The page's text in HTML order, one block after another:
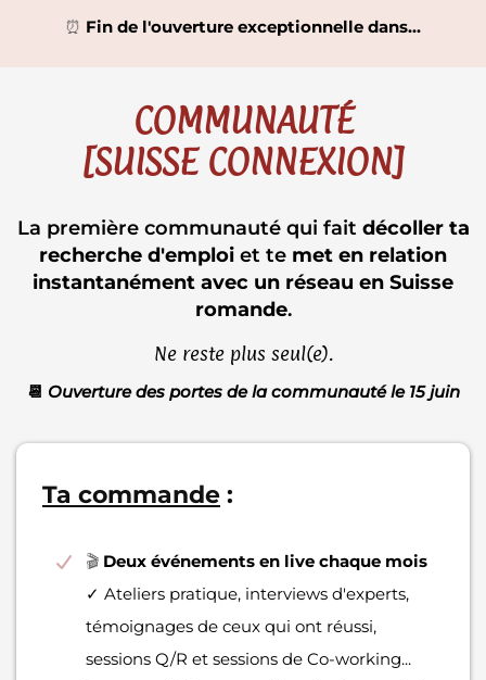
⏰ Fin de l'ouverture exceptionnelle dans...
COMMUNAUTÉ
[SUISSE CONNEXION]
La première communauté qui fait décoller ta
recherche d'emploi et te met en relation
instantanément avec un réseau en Suisse
romande.
Ne reste plus seul(e).
📆 Ouverture des portes de la communauté le 15 juin
Ta commande :
🎬 Deux événements en live chaque mois
✓ Ateliers pratique, interviews d'experts,
témoignages de ceux qui ont réussi,
sessions Q/R et sessions de Co-working...